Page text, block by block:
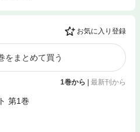
お気に入り登録
をまとめて買う
1巻から | 最新刊から
第1巻